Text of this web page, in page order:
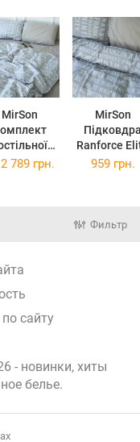
MirSon
Бязь
MirSon
Ranforce
17-4739
2 789 грн. 959 грн.
Фильтр
сайту
- новинки, хиты
белье.